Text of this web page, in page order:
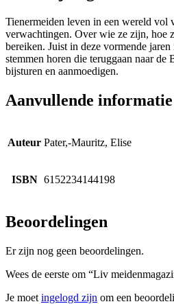
Tienermeiden leven in een wereld vol
verwachtingen. Over wie ze zijn, hoe
bereiken. Juist in deze vormende
stemmen horen die teruggaan naar de
bijsturen en aanmoedigen.
Aanvullende informatie
Auteur Pater,-Mauritz, Elise
ISBN 6152234144198
Beoordelingen
Er zijn nog geen beoordelingen.
Wees de eerste om “Liv
Je moet ingelogd zijn om een